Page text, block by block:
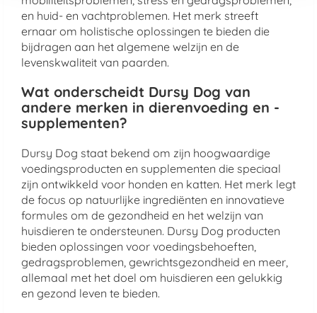
en huid- en vachtproblemen. Het merk streeft
ernaar om holistische oplossingen te bieden die
bijdragen aan het algemene welzijn en de
levenskwaliteit van paarden.
Wat onderscheidt Dursy Dog van
andere merken in dierenvoeding en -
supplementen?
Dursy Dog staat bekend om zijn hoogwaardige
voedingsproducten en supplementen die speciaal
zijn ontwikkeld voor honden en katten. Het merk legt
de focus op natuurlijke ingrediënten en innovatieve
formules om de gezondheid en het welzijn van
huisdieren te ondersteunen. Dursy Dog producten
bieden oplossingen voor voedingsbehoeften,
gedragsproblemen, gewrichtsgezondheid en meer,
allemaal met het doel om huisdieren een gelukkig
en gezond leven te bieden.